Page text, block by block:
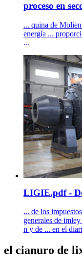
proceso en
... quina de
energía ...
...
LIGIE.pdf -
... de los
generales de
n y de ... en el
el cianuro de